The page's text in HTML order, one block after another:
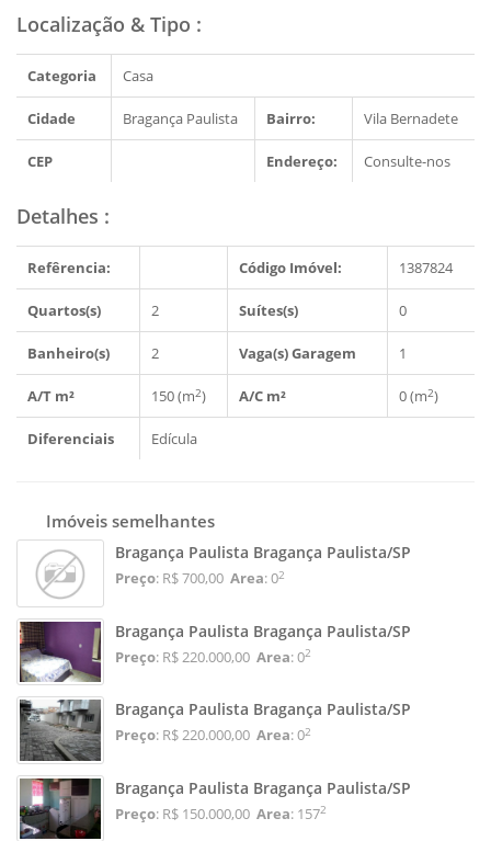
Localização & Tipo :
Categoria Casa
Cidade Bragança Paulista Bairro: Vila Bernadete
CEP Endereço: Consulte-nos
Detalhes :
Refêrencia: Código Imóvel: 1387824
Quartos(s) 2 Suítes(s) 0
Banheiro(s) 2 Vaga(s) Garagem 1
A/T m² 150 (m2) A/C m² 0 (m2)
Diferenciais Edícula
Imóveis semelhantes
Bragança Paulista Bragança Paulista/SP
Preço: R$ 700,00 Area: 02
Bragança Paulista Bragança Paulista/SP
Preço: R$ 220.000,00 Area: 02
Bragança Paulista Bragança Paulista/SP
Preço: R$ 220.000,00 Area: 02
Bragança Paulista Bragança Paulista/SP
Preço: R$ 150.000,00 Area: 1572